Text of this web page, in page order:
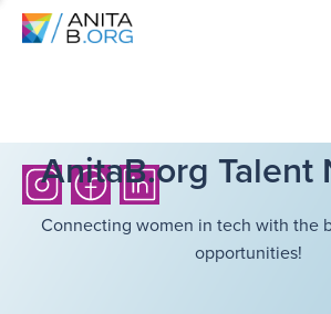
AnitaB.org Talent
Connecting women in tech with the
opportunities!